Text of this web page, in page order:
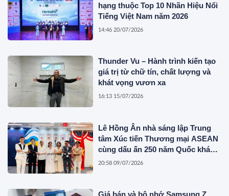
hạng thuộc Top 10 Nhãn Hiệu Nổi
Tiếng Việt Nam năm 2026
14:46 20/07/2026
Thunder Vu – Hành trình kiến tạo
giá trị từ chữ tín, chất lượng và
khát vọng vươn xa
16:13 15/07/2026
Lê Hồng Ân nhà sáng lập Trung
tâm Xúc tiến Thương mại ASEAN
cùng dấu ấn 250 năm Quốc khánh
Hoa Kỳ
20:58 09/07/2026
Giá bán và bộ nhớ Samsung Z